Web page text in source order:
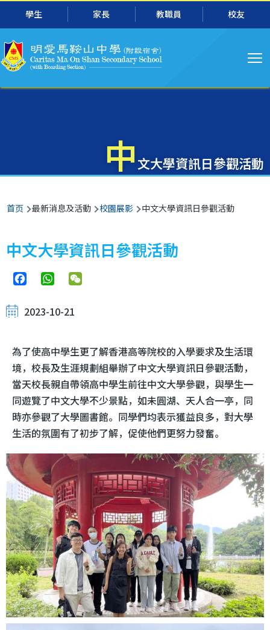
跳转到主要内容
學生 家長 教職員 校友
导
航
中 文大學資訊日參觀活動
面
包
屑
首页 最新消息及活動 校園展影 中文大學資訊日參觀活動
中文大學資訊日參觀活動
FacebookWhatsApp
2023-10-21
為了使高中學生更了解香港高等院校的入學要求及生活環
境，校長及生涯規劃組舉辦了中文大學資訊日參觀活動，
當天校長親自帶領高中學生前往中文大學參觀，與學生一
同遊覽了中文大學不少景點，如未圓湖、天人合一亭，同
時亦參觀了大學圖書館。同學們均表示獲益良多，對大學
生活的氛圍有了初步了解，促使他們更努力發奮。